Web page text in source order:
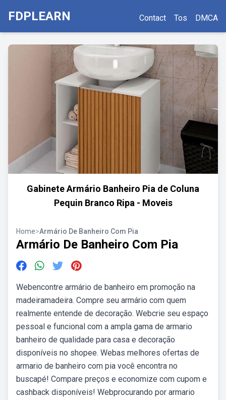
FDPLEARN Contact Tos DMCA
Gabinete Armário Banheiro Pia de Coluna
Pequin Branco Ripa - Moveis
Home>Armário De Banheiro Com Pia
Armário De Banheiro Com Pia
Webencontre armário de banheiro em promoção na
madeiramadeira. Compre seu armário com quem
realmente entende de decoração. Webcrie seu espaço
pessoal e funcional com a ampla gama de armario
banheiro de qualidade para casa e decoração
disponíveis no shopee. Webas melhores ofertas de
armario de banheiro com pia você encontra no
buscapé! Compare preços e economize com cupom e
cashback disponíveis! Webprocurando por armario